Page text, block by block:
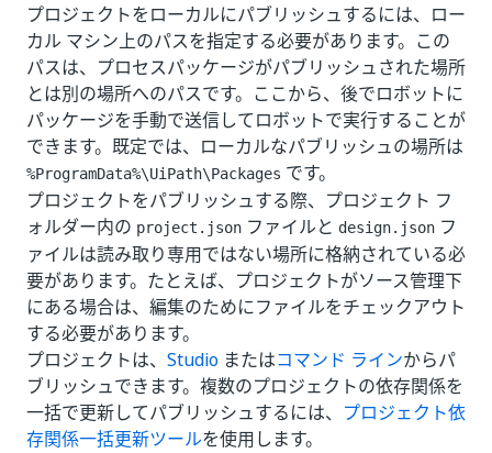
プロジェクトをローカルにパブリッシュするには、ロー
カル マシン上のパスを指定する必要があります。この
パスは、プロセスパッケージがパブリッシュされた場所
とは別の場所へのパスです。ここから、後でロボットに
パッケージを手動で送信してロボットで実行することが
できます。既定では、ローカルなパブリッシュの場所は
%ProgramData%\UiPath\Packages です。
プロジェクトをパブリッシュする際、プロジェクト フ
ォルダー内の project.json ファイルと design.json フ
ァイルは読み取り専用ではない場所に格納されている必
要があります。たとえば、プロジェクトがソース管理下
にある場合は、編集のためにファイルをチェックアウト
する必要があります。
プロジェクトは、 Studio またはコマンド ラインからパ
ブリッシュできます。複数のプロジェクトの依存関係を
一括で更新してパブリッシュするには、 プロジェクト依
存関係一括更新ツールを使用します。